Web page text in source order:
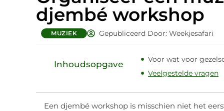
djembé workshop
MUZIEK Gepubliceerd Door: Weekjesafari
Inhoudsopgave
Voor wat voor
Veelgestelde vragen
Een djembé workshop is misschien niet het